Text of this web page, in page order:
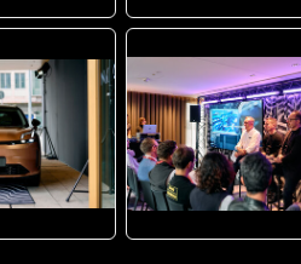
JPG